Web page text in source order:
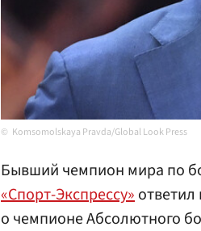
Komsomolskaya Pravda/Global Look Press
Бывший чемпион мира по
«Спорт-Экспрессу»
о чемпионе Абсолютного